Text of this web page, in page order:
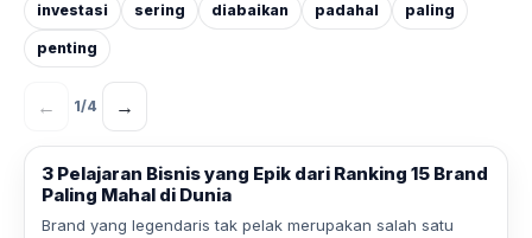
investasi sering diabaikan padahal paling
penting
← 1/4 →
3 Pelajaran Bisnis yang Epik dari Ranking 15 Brand
Paling Mahal di Dunia
Brand yang legendaris tak pelak merupakan salah satu